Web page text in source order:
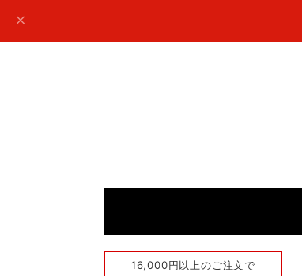
16,000円以上のご注文で